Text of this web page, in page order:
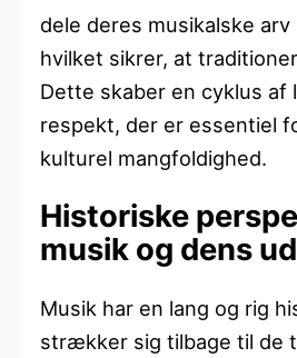
dele deres musikalske
hvilket sikrer, at
Dette skaber en cyklus af
respekt, der er essentiel
kulturel mangfoldighed.
Historiske
musik og dens
Musik har en lang og rig
strækker sig tilbage til de